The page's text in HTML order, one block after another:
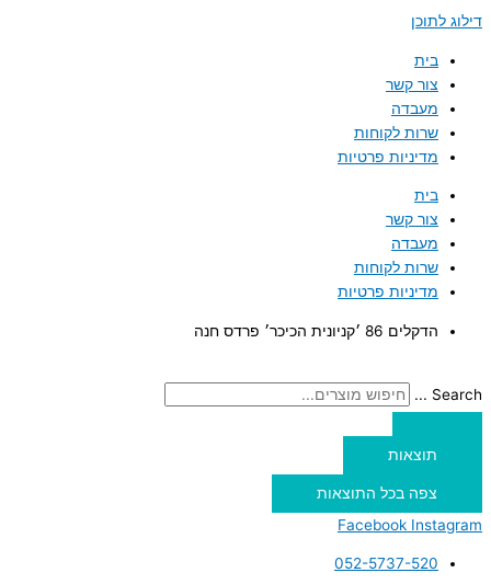
דילוג לתוכן
בית
צור קשר
מעבדה
שרות לקוחות
מדיניות פרטיות
בית
צור קשר
מעבדה
שרות לקוחות
מדיניות פרטיות
הדקלים 86 ׳קניונית הכיכר׳ פרדס חנה
Search ...
תוצאות
צפה בכל התוצאות
Facebook Instagram
052-5737-520